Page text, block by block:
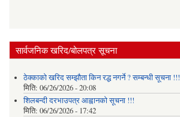
सार्वजनिक खरिद/बोलपत्र सूचना
ठेक्काको खरिद सम्झौता किन रद्ध नगर्ने ? सम्बन्धी सूचना !!!
मिति: 06/26/2026 - 20:08
शिलबन्दी दरभाउपत्र आह्वानको सूचना !!!
मिति: 06/26/2026 - 17:42